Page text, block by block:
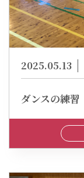
2025.05.13
ダンスの練習